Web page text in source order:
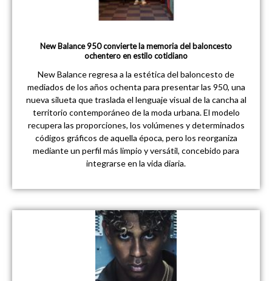
New Balance 950 convierte la memoria del baloncesto
ochentero en estilo cotidiano
New Balance regresa a la estética del baloncesto de
mediados de los años ochenta para presentar las 950, una
nueva silueta que traslada el lenguaje visual de la cancha al
territorio contemporáneo de la moda urbana. El modelo
recupera las proporciones, los volúmenes y determinados
códigos gráficos de aquella época, pero los reorganiza
mediante un perfil más limpio y versátil, concebido para
integrarse en la vida diaria.